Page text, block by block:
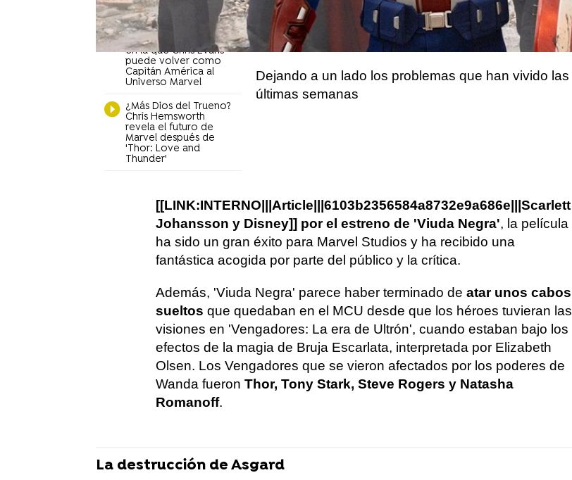
tatuaje: "Es un
aguafiestas"
La forma más realista
en la que Chris Evans
puede volver como
Capitán América al
Universo Marvel
¿Más Dios del Trueno?
Chris Hemsworth
revela el futuro de
Marvel después de
'Thor: Love and
Thunder'
dando vida a Natasha Romanoff y vemos a la espía
rusa enfrentarse a los problemas que pensó haber
dejado atrás en su pasado.
Dejando a un lado los problemas que han vivido las
últimas semanas
[[LINK:INTERNO|||Article|||6103b2356584a8732e9a686e|||Scarlett
Johansson y Disney]] por el estreno de 'Viuda Negra', la película
ha sido un gran éxito para Marvel Studios y ha recibido una
fantástica acogida por parte del público y la crítica.
Además, 'Viuda Negra' parece haber terminado de atar unos cabos
sueltos que quedaban en el MCU desde que los héroes tuvieran las
visiones en 'Vengadores: La era de Ultrón', cuando estaban bajo los
efectos de la magia de Bruja Escarlata, interpretada por Elizabeth
Olsen. Los Vengadores que se vieron afectados por los poderes de
Wanda fueron Thor, Tony Stark, Steve Rogers y Natasha
Romanoff.
La destrucción de Asgard